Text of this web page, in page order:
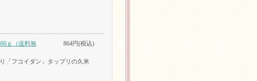
ｇ（送料無
864円(税込)
「フコイダン」タップリの久米